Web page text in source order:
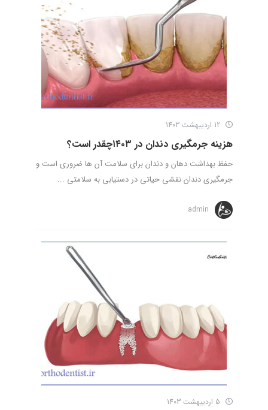
هزینه جرمگیری دندان در ۱۴۰۳چقدر است؟
حفظ بهداشت دهان و دندان برای سلامت آن ها ضروری است و
جرمگیری دندان نقشی حیاتی در دستیابی به سلامتی ...
admin